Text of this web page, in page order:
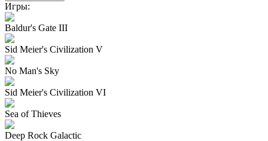
Игры:
Baldur's Gate III
Sid Meier's Civilization V
No Man's Sky
Sid Meier's Civilization VI
Sea of Thieves
Deep Rock Galactic